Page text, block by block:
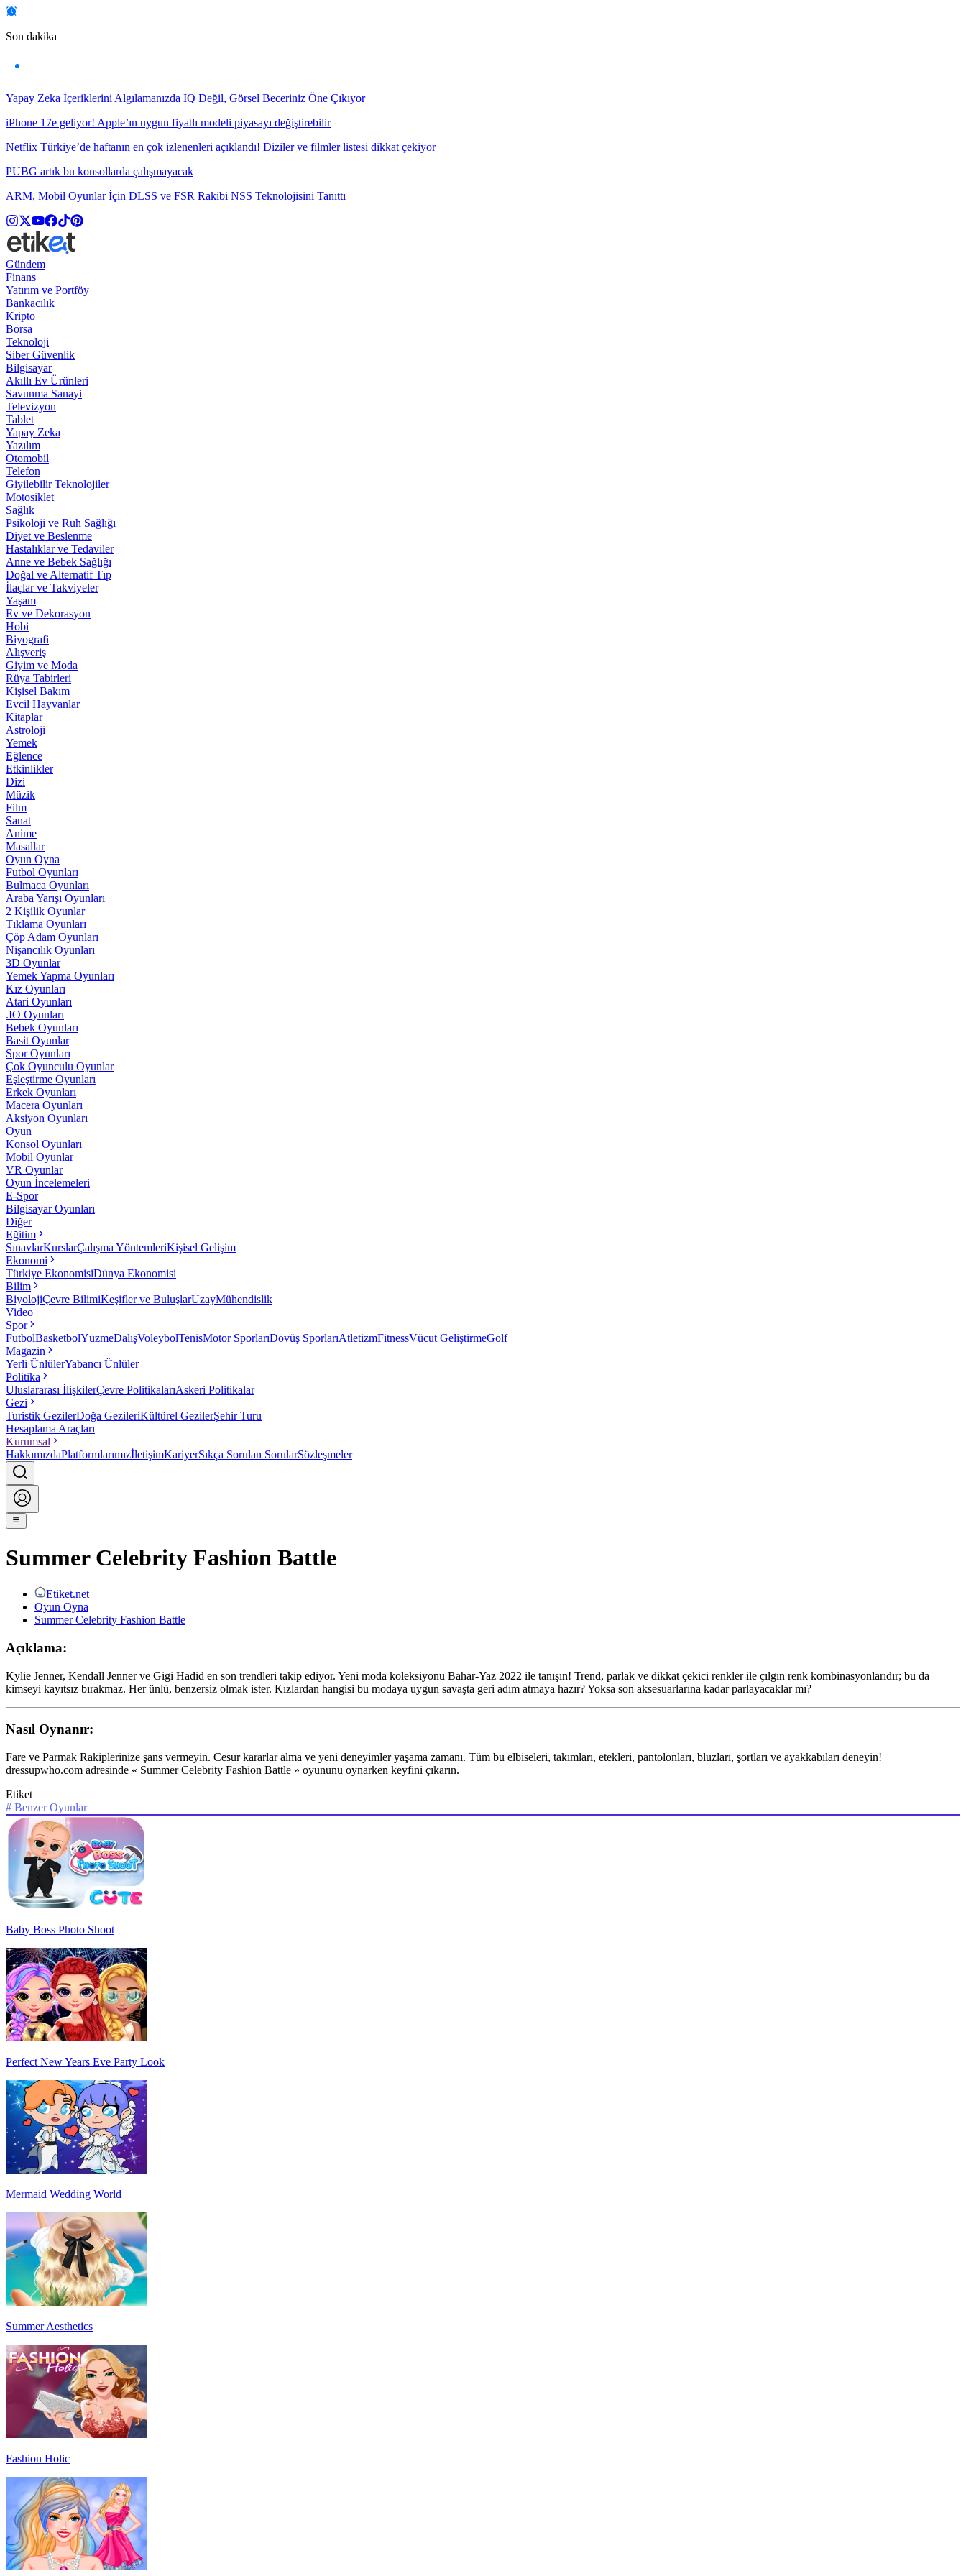
Son dakika
Yapay Zeka İçeriklerini Algılamanızda IQ Değil, Görsel Beceriniz Öne Çıkıyor
iPhone 17e geliyor! Apple’ın uygun fiyatlı modeli piyasayı değiştirebilir
Netflix Türkiye’de haftanın en çok izlenenleri açıklandı! Diziler ve filmler listesi dikkat çekiyor
PUBG artık bu konsollarda çalışmayacak
ARM, Mobil Oyunlar İçin DLSS ve FSR Rakibi NSS Teknolojisini Tanıttı
Gündem
Finans
Yatırım ve Portföy
Bankacılık
Kripto
Borsa
Teknoloji
Siber Güvenlik
Bilgisayar
Akıllı Ev Ürünleri
Savunma Sanayi
Televizyon
Tablet
Yapay Zeka
Yazılım
Otomobil
Telefon
Giyilebilir Teknolojiler
Motosiklet
Sağlık
Psikoloji ve Ruh Sağlığı
Diyet ve Beslenme
Hastalıklar ve Tedaviler
Anne ve Bebek Sağlığı
Doğal ve Alternatif Tıp
İlaçlar ve Takviyeler
Yaşam
Ev ve Dekorasyon
Hobi
Biyografi
Alışveriş
Giyim ve Moda
Rüya Tabirleri
Kişisel Bakım
Evcil Hayvanlar
Kitaplar
Astroloji
Yemek
Eğlence
Etkinlikler
Dizi
Müzik
Film
Sanat
Anime
Masallar
Oyun Oyna
Futbol Oyunları
Bulmaca Oyunları
Araba Yarışı Oyunları
2 Kişilik Oyunlar
Tıklama Oyunları
Çöp Adam Oyunları
Nişancılık Oyunları
3D Oyunlar
Yemek Yapma Oyunları
Kız Oyunları
Atari Oyunları
.IO Oyunları
Bebek Oyunları
Basit Oyunlar
Spor Oyunları
Çok Oyunculu Oyunlar
Eşleştirme Oyunları
Erkek Oyunları
Macera Oyunları
Aksiyon Oyunları
Oyun
Konsol Oyunları
Mobil Oyunlar
VR Oyunlar
Oyun İncelemeleri
E-Spor
Bilgisayar Oyunları
Diğer
Eğitim
SınavlarKurslarÇalışma YöntemleriKişisel Gelişim
Ekonomi
Türkiye EkonomisiDünya Ekonomisi
Bilim
BiyolojiÇevre BilimiKeşifler ve BuluşlarUzayMühendislik
Video
Spor
FutbolBasketbolYüzmeDalışVoleybolTenisMotor SporlarıDövüş SporlarıAtletizmFitnessVücut GeliştirmeGolf
Magazin
Yerli ÜnlülerYabancı Ünlüler
Politika
Uluslararası İlişkilerÇevre PolitikalarıAskeri Politikalar
Gezi
Turistik GezilerDoğa GezileriKültürel GezilerŞehir Turu
Hesaplama Araçları
Kurumsal
HakkımızdaPlatformlarımızİletişimKariyerSıkça Sorulan SorularSözleşmeler
Summer Celebrity Fashion Battle
Etiket.net
Oyun Oyna
Summer Celebrity Fashion Battle
Açıklama:
Kylie Jenner, Kendall Jenner ve Gigi Hadid en son trendleri takip ediyor. Yeni moda koleksiyonu Bahar-Yaz 2022 ile tanışın! Trend, parlak ve dikkat çekici renkler ile çılgın renk kombinasyonlarıdır; bu da
kimseyi kayıtsız bırakmaz. Her ünlü, benzersiz olmak ister. Kızlardan hangisi bu modaya uygun savaşta geri adım atmaya hazır? Yoksa son aksesuarlarına kadar parlayacaklar mı?
Nasıl Oynanır:
Fare ve Parmak Rakiplerinize şans vermeyin. Cesur kararlar alma ve yeni deneyimler yaşama zamanı. Tüm bu elbiseleri, takımları, etekleri, pantolonları, bluzları, şortları ve ayakkabıları deneyin!
dressupwho.com adresinde « Summer Celebrity Fashion Battle » oyununu oynarken keyfini çıkarın.
Etiket
# Benzer Oyunlar
Baby Boss Photo Shoot
Perfect New Years Eve Party Look
Mermaid Wedding World
Summer Aesthetics
Fashion Holic